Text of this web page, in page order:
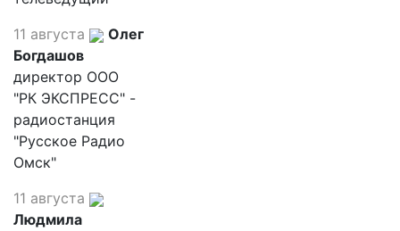
11 августа
Олег
Богдашов
директор ООО
"РК ЭКСПРЕСС" -
радиостанция
"Русское Радио
Омск"
11 августа
Людмила